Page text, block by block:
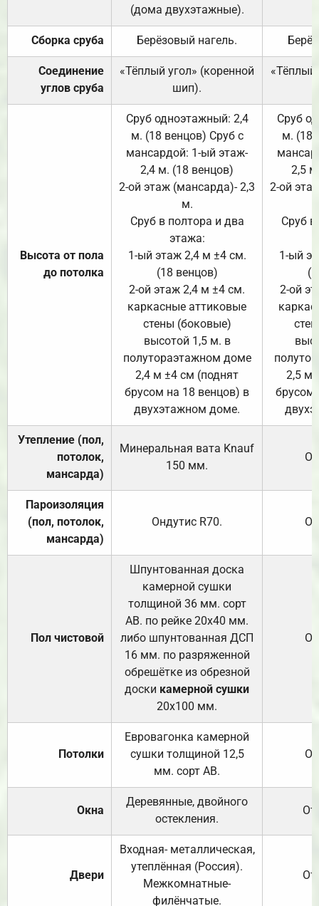
(дома двухэтажные).
Сборка сруба Берёзовый нагель.
Соединение
углов сруба
«Тёплый угол» (коренной
шип).
«Тёплый
Высота от пола
до потолка
Сруб одноэтажный: 2,4
м. (18 венцов) Сруб с
мансардой: 1-ый этаж-
2,4 м. (18 венцов)
2-ой этаж (мансарда)- 2,3
м.
Сруб в полтора и два
этажа:
1-ый этаж 2,4 м ±4 см.
(18 венцов)
2-ой этаж 2,4 м ±4 см.
каркасные аттиковые
стены (боковые)
высотой 1,5 м. в
полутораэтажном доме
2,4 м ±4 см (поднят
брусом на 18 венцов) в
двухэтажном доме.
Сруб
м. (18
2,5
2-ой
Сруб
1-ый
2-ой
2,5 м
брусом
Утепление (пол,
потолок,
мансарда)
Минеральная вата Knauf
150 мм.
Пароизоляция
(пол, потолок,
мансарда)
Ондутис R70.
Пол чистовой
Шпунтованная доска
камерной сушки
толщиной 36 мм. сорт
АВ. по рейке 20х40 мм.
либо шпунтованная ДСП
16 мм. по разряженной
обрешётке из обрезной
доски камерной сушки
20х100 мм.
Потолки
Евровагонка камерной
сушки толщиной 12,5
мм. сорт АВ.
Окна
Деревянные, двойного
остекления.
Двери
Входная- металлическая,
утеплённая (Россия).
Межкомнатные-
филёнчатые.